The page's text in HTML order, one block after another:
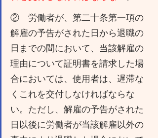
②　労働者が、第二十条第一項の
解雇の予告がされた日から退職の
日までの間において、当該解雇の
理由について証明書を請求した場
合においては、使用者は、遅滞な
くこれを交付しなければならな
い。ただし、解雇の予告がされた
日以後に労働者が当該解雇以外の